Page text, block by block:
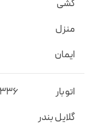
کشی
منزل
ایمان
اتوبار
گلایل بندر